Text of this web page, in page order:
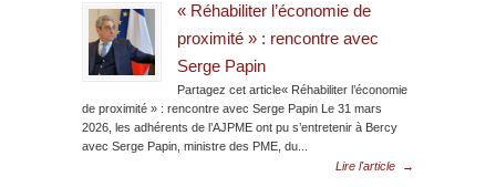
« Réhabiliter l’économie de
proximité » : rencontre avec
Serge Papin
Partagez cet article« Réhabiliter l’économie
de proximité » : rencontre avec Serge Papin Le 31 mars
2026, les adhérents de l’AJPME ont pu s’entretenir à Bercy
avec Serge Papin, ministre des PME, du...
Lire l'article
→